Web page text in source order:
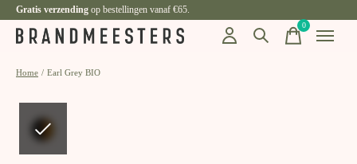
Gratis verzending op bestellingen vanaf €65.
0items
Home / Earl Grey BIO